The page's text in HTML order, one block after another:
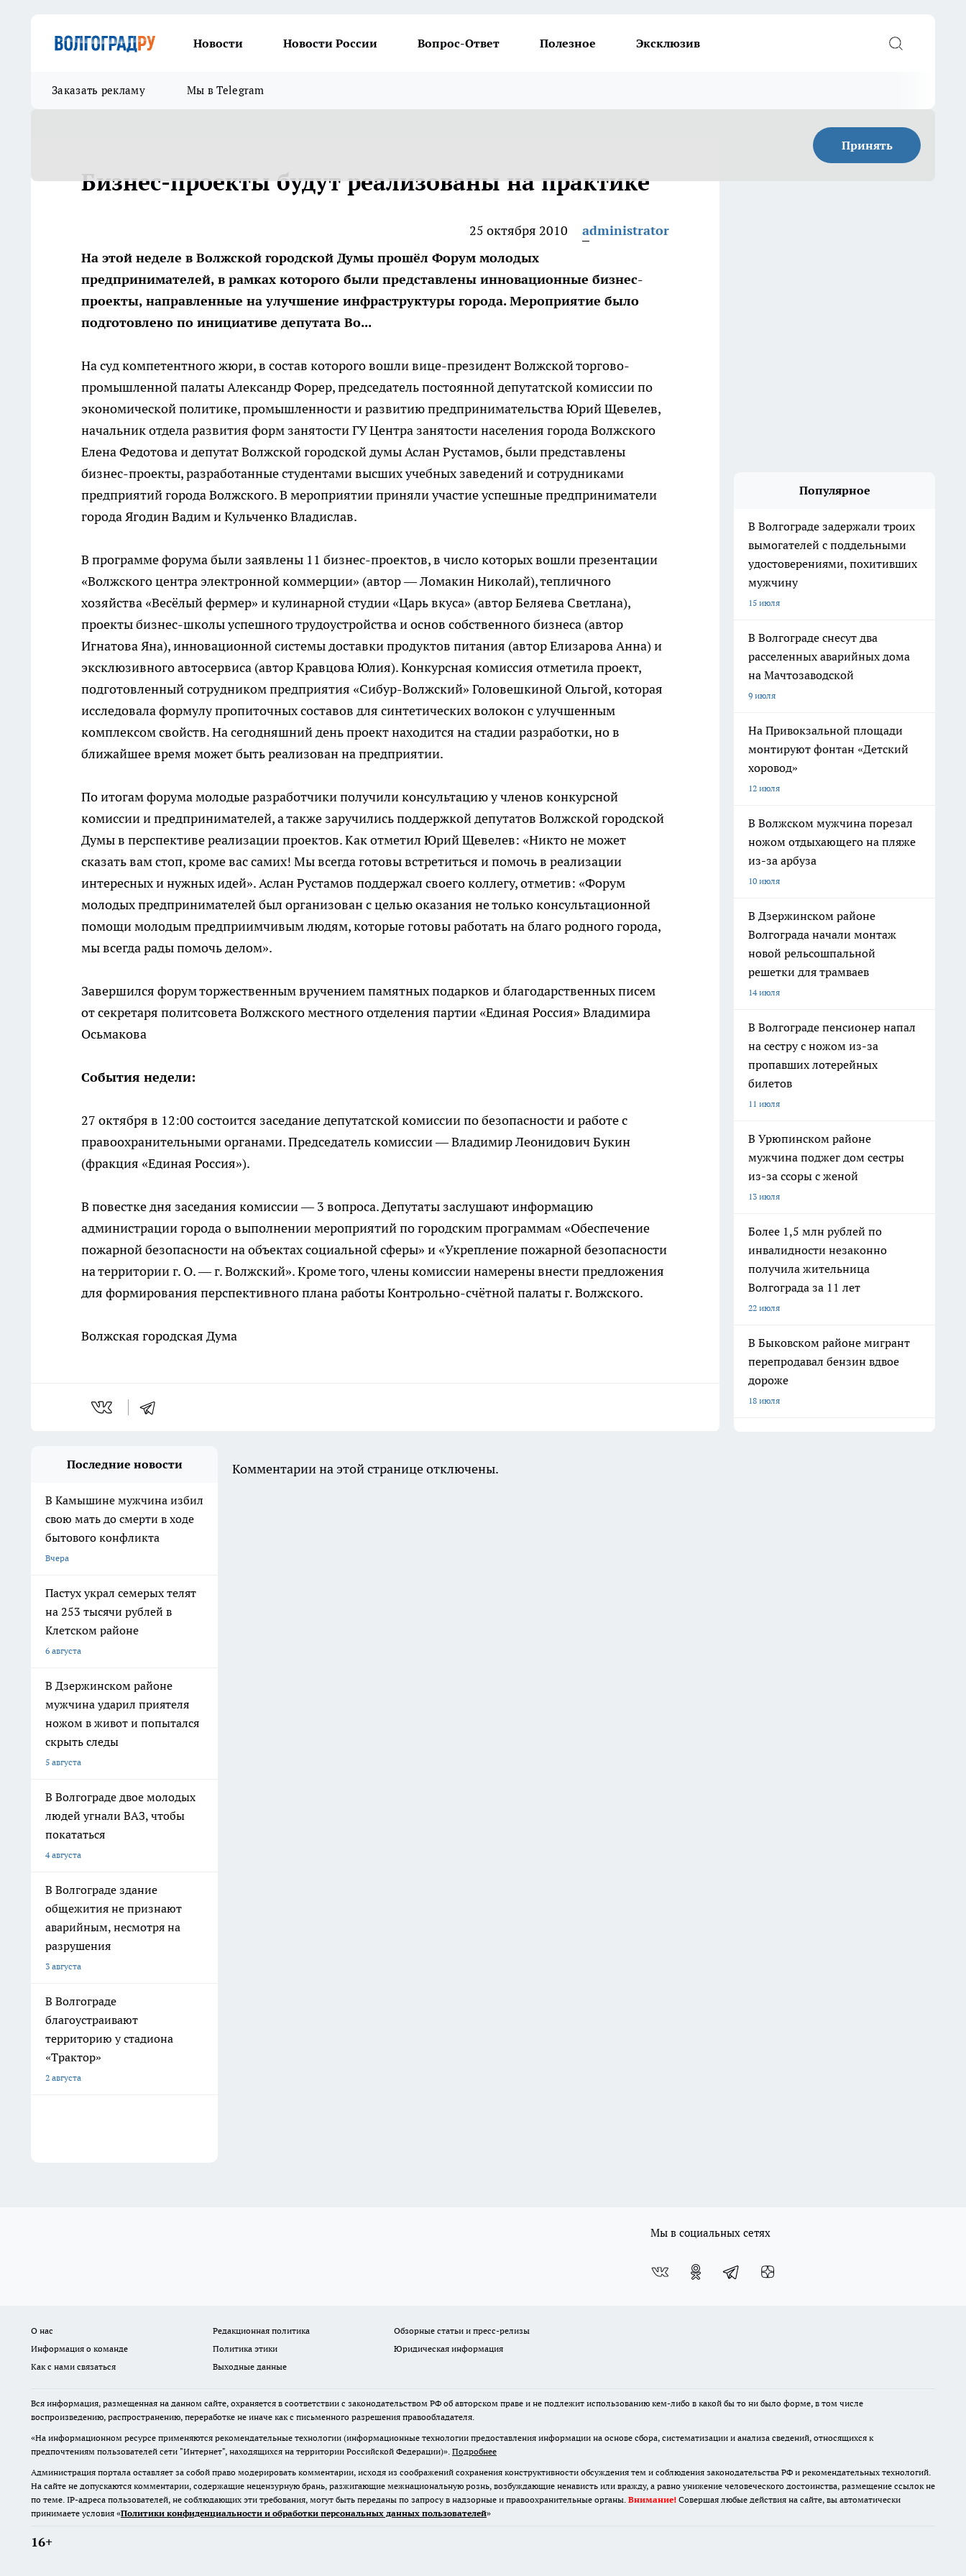
Новости Новости России Вопрос-Ответ Полезное Эксклюзив
Заказать рекламу Мы в Telegram
Принять
Бизнес-проекты будут реализованы на практике
25 октября 2010
administrator
На этой неделе в Волжской городской Думы прошёл Форум молодых
предпринимателей, в рамках которого были представлены инновационные бизнес-
проекты, направленные на улучшение инфраструктуры города. Мероприятие было
подготовлено по инициативе депутата Во...
На суд компетентного жюри, в состав которого вошли вице-президент Волжской торгово-
промышленной палаты Александр Форер, председатель постоянной депутатской комиссии по
экономической политике, промышленности и развитию предпринимательства Юрий Щевелев,
начальник отдела развития форм занятости ГУ Центра занятости населения города Волжского
Елена Федотова и депутат Волжской городской думы Аслан Рустамов, были представлены
бизнес-проекты, разработанные студентами высших учебных заведений и сотрудниками
предприятий города Волжского. В мероприятии приняли участие успешные предприниматели
города Ягодин Вадим и Кульченко Владислав.
В программе форума были заявлены 11 бизнес-проектов, в число которых вошли презентации
«Волжского центра электронной коммерции» (автор — Ломакин Николай), тепличного
хозяйства «Весёлый фермер» и кулинарной студии «Царь вкуса» (автор Беляева Светлана),
проекты бизнес-школы успешного трудоустройства и основ собственного бизнеса (автор
Игнатова Яна), инновационной системы доставки продуктов питания (автор Елизарова Анна) и
эксклюзивного автосервиса (автор Кравцова Юлия). Конкурсная комиссия отметила проект,
подготовленный сотрудником предприятия «Сибур-Волжский» Головешкиной Ольгой, которая
исследовала формулу пропиточных составов для синтетических волокон с улучшенным
комплексом свойств. На сегодняшний день проект находится на стадии разработки, но в
ближайшее время может быть реализован на предприятии.
По итогам форума молодые разработчики получили консультацию у членов конкурсной
комиссии и предпринимателей, а также заручились поддержкой депутатов Волжской городской
Думы в перспективе реализации проектов. Как отметил Юрий Щевелев: «Никто не может
сказать вам стоп, кроме вас самих! Мы всегда готовы встретиться и помочь в реализации
интересных и нужных идей». Аслан Рустамов поддержал своего коллегу, отметив: «Форум
молодых предпринимателей был организован с целью оказания не только консультационной
помощи молодым предприимчивым людям, которые готовы работать на благо родного города,
мы всегда рады помочь делом».
Завершился форум торжественным вручением памятных подарков и благодарственных писем
от секретаря политсовета Волжского местного отделения партии «Единая Россия» Владимира
Осьмакова
События недели:
27 октября в 12:00 состоится заседание депутатской комиссии по безопасности и работе с
правоохранительными органами. Председатель комиссии — Владимир Леонидович Букин
(фракция «Единая Россия»).
В повестке дня заседания комиссии — 3 вопроса. Депутаты заслушают информацию
администрации города о выполнении мероприятий по городским программам «Обеспечение
пожарной безопасности на объектах социальной сферы» и «Укрепление пожарной безопасности
на территории г. О. — г. Волжский». Кроме того, члены комиссии намерены внести предложения
для формирования перспективного плана работы Контрольно-счётной палаты г. Волжского.
Волжская городская Дума
Популярное
В Волгограде задержали троих
вымогателей с поддельными
удостоверениями, похитивших
мужчину
15 июля
В Волгограде снесут два
расселенных аварийных дома
на Мачтозаводской
9 июля
На Привокзальной площади
монтируют фонтан «Детский
хоровод»
12 июля
В Волжском мужчина порезал
ножом отдыхающего на пляже
из-за арбуза
10 июля
В Дзержинском районе
Волгограда начали монтаж
новой рельсошпальной
решетки для трамваев
14 июля
В Волгограде пенсионер напал
на сестру с ножом из-за
пропавших лотерейных
билетов
11 июля
В Урюпинском районе
мужчина поджег дом сестры
из-за ссоры с женой
13 июля
Более 1,5 млн рублей по
инвалидности незаконно
получила жительница
Волгограда за 11 лет
22 июля
В Быковском районе мигрант
перепродавал бензин вдвое
дороже
18 июля
Последние новости
В Камышине мужчина избил
свою мать до смерти в ходе
бытового конфликта
Вчера
Пастух украл семерых телят
на 253 тысячи рублей в
Клетском районе
6 августа
В Дзержинском районе
мужчина ударил приятеля
ножом в живот и попытался
скрыть следы
5 августа
В Волгограде двое молодых
людей угнали ВАЗ, чтобы
покататься
4 августа
В Волгограде здание
общежития не признают
аварийным, несмотря на
разрушения
3 августа
В Волгограде
благоустраивают
территорию у стадиона
«Трактор»
2 августа
Комментарии на этой странице отключены.
Мы в социальных сетях
О нас Редакционная политика
Обзорные статьи и пресс-релизы
Информация о команде
Политика этики
Юридическая информация
Как с нами связаться
Выходные данные
Вся информация, размещенная на данном сайте, охраняется в соответствии с законодательством РФ об авторском праве и не подлежит использованию кем-либо в какой бы то ни было форме, в том числе
воспроизведению, распространению, переработке не иначе как с письменного разрешения правообладателя.
«На информационном ресурсе применяются рекомендательные технологии (информационные технологии предоставления информации на основе сбора, систематизации и анализа сведений, относящихся к
предпочтениям пользователей сети "Интернет", находящихся на территории Российской Федерации)». Подробнее
Администрация портала оставляет за собой право модерировать комментарии, исходя из соображений сохранения конструктивности обсуждения тем и соблюдения законодательства РФ и рекомендательных технологий.
На сайте не допускаются комментарии, содержащие нецензурную брань, разжигающие межнациональную рознь, возбуждающие ненависть или вражду, а равно унижение человеческого достоинства, размещение ссылок не
по теме. IP-адреса пользователей, не соблюдающих эти требования, могут быть переданы по запросу в надзорные и правоохранительные органы. Внимание! Совершая любые действия на сайте, вы автоматически
принимаете условия «Политики конфиденциальности и обработки персональных данных пользователей»
16+